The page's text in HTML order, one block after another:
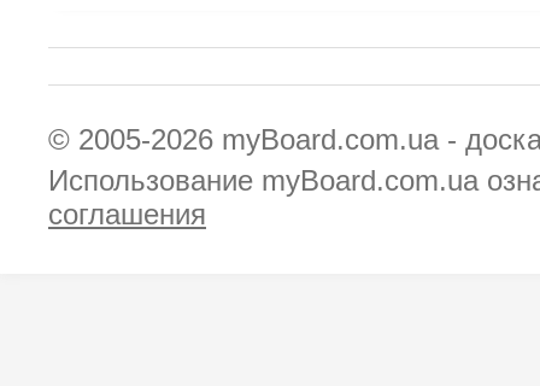
© 2005-2026 myBoard.com.ua -
Использование myBoard.com.ua
соглашения